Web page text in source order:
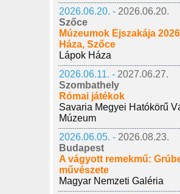
2026.06.20. - 2026.06.20.
Szőce
Múzeumok Éjszakája
Háza, Szőce
Lápok Háza
2026.06.11. - 2027.06.27.
Szombathely
Római játékok
Savaria Megyei Hatókörű
Múzeum
2026.06.05. - 2026.08.23.
Budapest
A vágyott remekmű:
művészete
Magyar Nemzeti Galéria